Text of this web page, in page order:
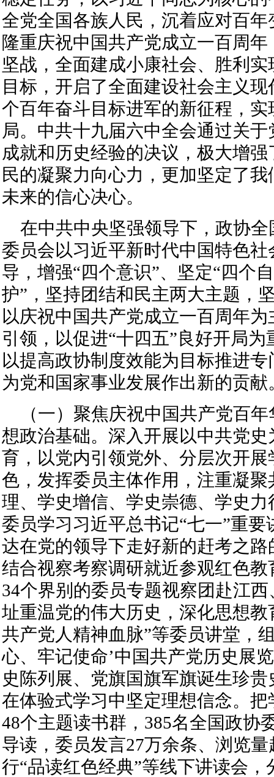
全党全国各族人民，沉着应对百
隆重庆祝中国共产党成立一百周
坚战，全面建成小康社会、胜利
目标，开启了全面建设社会主义
个百年奋斗目标进军的新征程，实
局。中共十九届六中全会通过关
成就和历史经验的决议，极大增
民的凝聚力向心力，更加坚定了
未来的信心决心。
在中共中央坚强领导下，政协
委员会以习近平新时代中国特色
导，增强“四个意识”、坚定“四个
护”，坚持团结和民主两大主题，
以庆祝中国共产党成立一百周年
引领，以促进“十四五”良好开局
以提高政协制度效能为目标推进
为党和国家事业发展作出新的贡献
（一）聚焦庆祝中国共产党百
想政治基础。深入开展以中共党史
育，以党内引领党外、分层次开
色，发挥委员主体作用，注重凝
理、学史增信、学史崇德、学史
委员学习习近平总书记“七一”重
达在党的领导下走好新的赶考之
结合视察考察调研就近参观红色
34个界别的委员专题视察团赴江
址重温党的伟大历史，深化思想教
共产党人精神血脉”等委员讲堂，
心、牢记使命’中国共产党历史展
史陈列展、党旗国旗军旗诞生珍
在体验式学习中坚定理想信念。
48个主题读书群，385名全国政协
导读，委员发言27万余条、浏览
行“品读红色经典”等线下讲读会